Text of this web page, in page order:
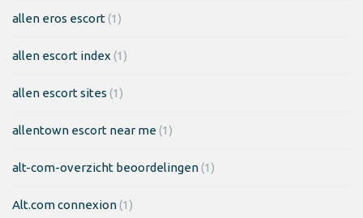
allen eros escort(1)
allen escort index (1)
allen escort sites (1)
allentown escort near me(1)
alt-com-overzicht beoordelingen(1)
Alt.com connexion(1)